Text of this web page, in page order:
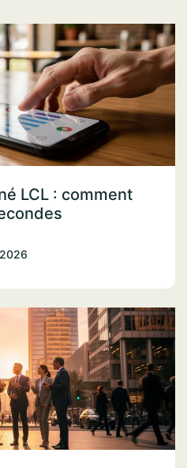
LCL : comment